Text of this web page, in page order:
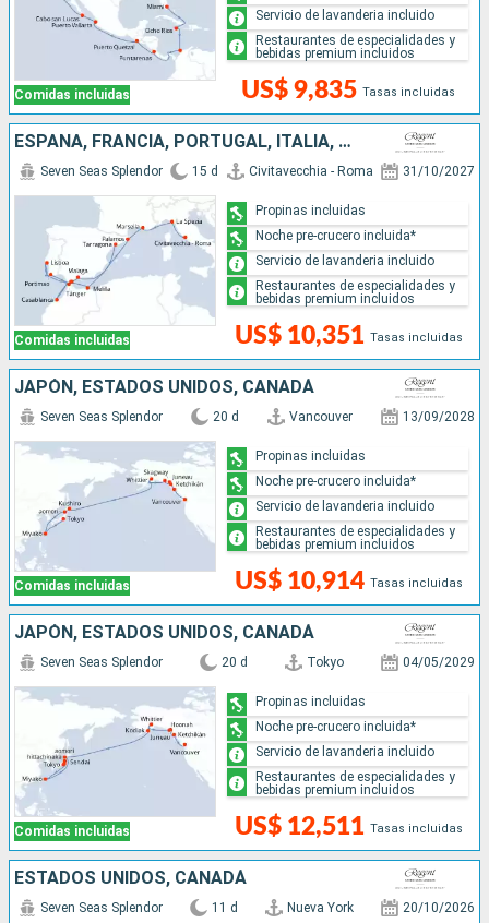
Comidas incluidas US$ 9,835 Tasas incluidas
Servicio de lavanderia incluido
Restaurantes de especialidades y
bebidas premium incluidos
ESPAÑA, FRANCIA, PORTUGAL, ITALIA, MARRUECOS
Comidas incluidas
Seven Seas Splendor 15 d Civitavecchia - Roma 31/10/2027
US$ 10,351 Tasas incluidas
Propinas incluidas
Noche pre-crucero incluida*
Servicio de lavanderia incluido
Restaurantes de especialidades y
bebidas premium incluidos
JAPÓN, ESTADOS UNIDOS, CANADÁ
Comidas incluidas
Seven Seas Splendor 20 d Vancouver 13/09/2028
US$ 10,914 Tasas incluidas
Propinas incluidas
Noche pre-crucero incluida*
Servicio de lavanderia incluido
Restaurantes de especialidades y
bebidas premium incluidos
JAPÓN, ESTADOS UNIDOS, CANADÁ
Comidas incluidas
Seven Seas Splendor 20 d Tokyo 04/05/2029
US$ 12,511 Tasas incluidas
Propinas incluidas
Noche pre-crucero incluida*
Servicio de lavanderia incluido
Restaurantes de especialidades y
bebidas premium incluidos
ESTADOS UNIDOS, CANADÁ
Seven Seas Splendor 11 d Nueva York 20/10/2026